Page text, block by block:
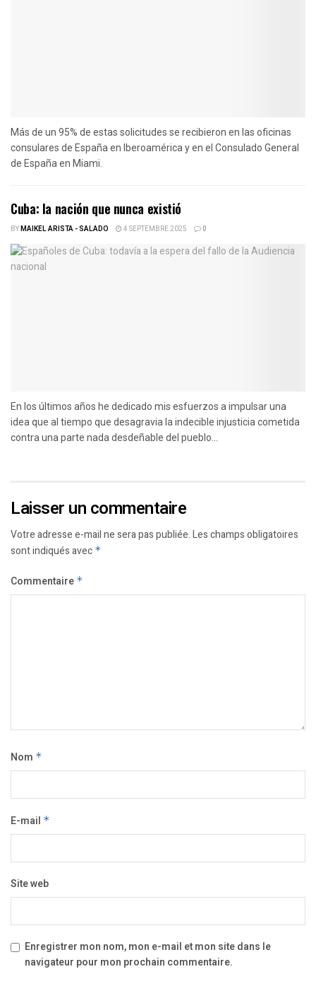
Más de un 95% de estas solicitudes se recibieron en las oficinas
consulares de España en Iberoamérica y en el Consulado General
de España en Miami.
Cuba: la nación que nunca existió
BYMAIKEL ARISTA - SALADO 4 SEPTEMBRE 2025 0
En los últimos años he dedicado mis esfuerzos a impulsar una
idea que al tiempo que desagravia la indecible injusticia cometida
contra una parte nada desdeñable del pueblo...
Laisser un commentaire
Votre adresse e-mail ne sera pas publiée.Les champs obligatoires
sont indiqués avec *
Commentaire *
Nom *
E-mail *
Site web
Enregistrer mon nom, mon e-mail et mon site dans le
navigateur pour mon prochain commentaire.